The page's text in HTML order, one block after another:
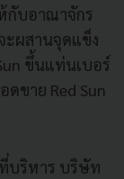
กับอาณาจักร
ผสานจุดแข็ง
ขึ้นแท่นเบอร์
ขาย Red Sun
บริหาร บริษัท